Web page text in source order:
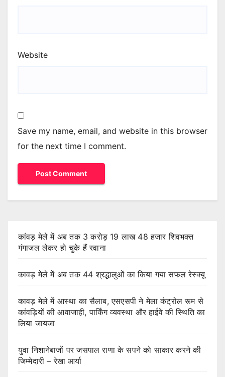
Website
Save my name, email, and website in this browser
for the next time I comment.
कांवड़ मेले में अब तक 3 करोड़ 19 लाख 48 हजार शिवभक्त
गंगाजल लेकर हो चुके हैं रवाना
कावड़ मेले में अब तक 44 श्रद्धालुओं का किया गया सफल रेस्क्यू
कावड़ मेले में आस्था का सैलाब, एसएसपी ने मेला कंट्रोल रूम से
कांवड़ियों की आवाजाही, पार्किंग व्यवस्था और हाईवे की स्थिति का
लिया जायजा
युवा निशानेबाजों पर जसपाल राणा के सपने को साकार करने की
जिम्मेदारी – रेखा आर्या